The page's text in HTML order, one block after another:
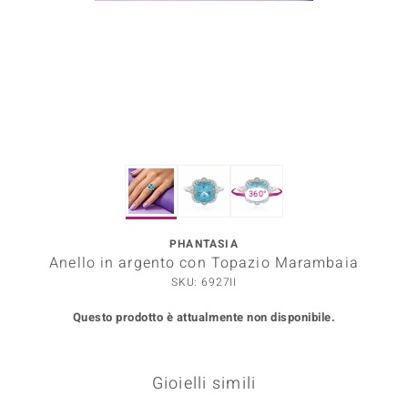
360°
PHANTASIA
Anello in argento con Topazio Marambaia
SKU: 6927II
Questo prodotto è attualmente non disponibile.
Gioielli simili